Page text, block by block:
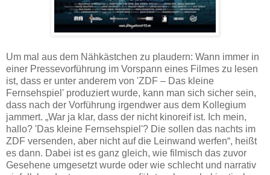
Um mal aus dem Nähkästchen zu plaudern: Wann immer in
einer Pressevorführung im Vorspann eines Filmes zu lesen
ist, dass er unter anderem von 'ZDF – Das kleine
Fernsehspiel' produziert wurde, kann man sich sicher sein,
dass nach der Vorführung irgendwer aus dem Kollegium
jammert. „War ja klar, dass der nicht kinoreif ist. Ich mein,
hallo? 'Das kleine Fernsehspiel'? Die sollen das nachts im
ZDF versenden, aber nicht auf die Leinwand werfen“, heißt
es dann. Dabei ist es ganz gleich, wie filmisch das zuvor
Gesehene umgesetzt wurde oder wie schlecht und narrativ